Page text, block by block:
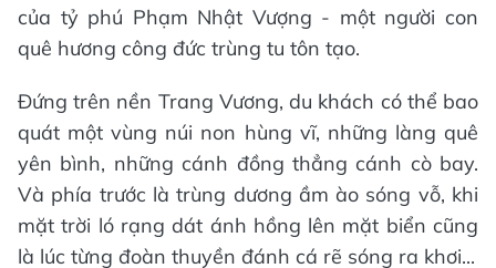
của tỷ phú Phạm Nhật Vượng - một người con
quê hương công đức trùng tu tôn tạo.
Đứng trên nền Trang Vương, du khách có thể bao
quát một vùng núi non hùng vĩ, những làng quê
yên bình, những cánh đồng thẳng cánh cò bay.
Và phía trước là trùng dương ầm ào sóng vỗ, khi
mặt trời ló rạng dát ánh hồng lên mặt biển cũng
là lúc từng đoàn thuyền đánh cá rẽ sóng ra khơi...